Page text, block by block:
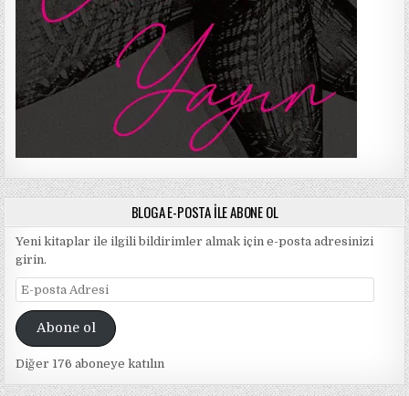
BLOGA E-POSTA ILE ABONE OL
Yeni kitaplar ile ilgili bildirimler almak için e-posta adresinizi
girin.
E-
posta
AdresiAbone ol
Diğer 176 aboneye katılın